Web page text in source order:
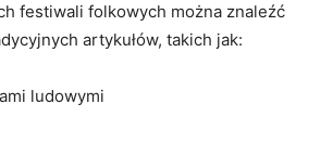
festiwali folkowych⁢ można znaleźć
artykułów,⁣ takich jak:
ludowymi